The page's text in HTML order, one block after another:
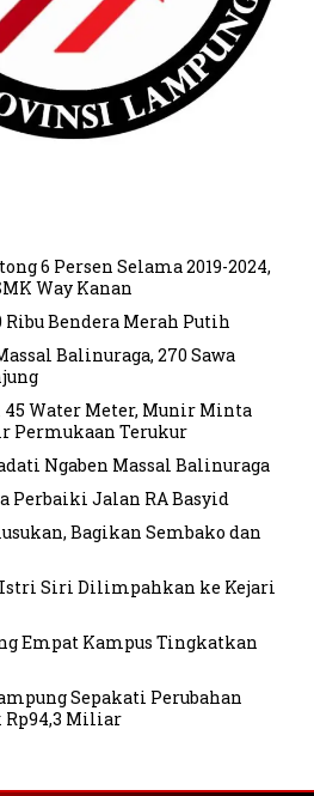
6 Persen Selama 2019-2024,
Way Kanan
Ribu Bendera Merah Putih
Balinuraga, 270 Sawa
45 Water Meter, Munir Minta
Permukaan Terukur
Ngaben Massal Balinuraga
Perbaiki Jalan RA Basyid
Bagikan Sembako dan
Istri Siri Dilimpahkan ke Kejari
Empat Kampus Tingkatkan
Sepakati Perubahan
Rp94,3 Miliar